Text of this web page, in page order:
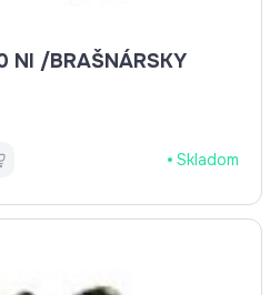
NIT DUTÝ 2,5X6 70 NI /BRAŠNÁRSKY
Skladom